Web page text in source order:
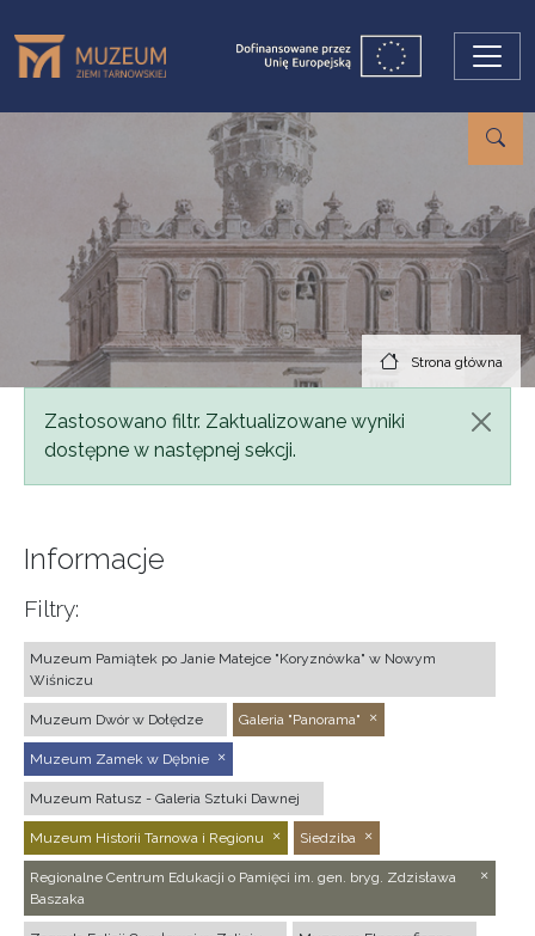
Strona główna
Komunikat
Zastosowano filtr. Zaktualizowane wyniki
dostępne w następnej sekcji.
Informacje
Filtry:
Muzeum Pamiątek po Janie Matejce "Koryznówka" w Nowym
Wiśniczu
Muzeum Dwór w Dołędze Galeria "Panorama"
Muzeum Zamek w Dębnie
Muzeum Ratusz - Galeria Sztuki Dawnej
Muzeum Historii Tarnowa i Regionu Siedziba
Regionalne Centrum Edukacji o Pamięci im. gen. bryg. Zdzisława
Baszaka